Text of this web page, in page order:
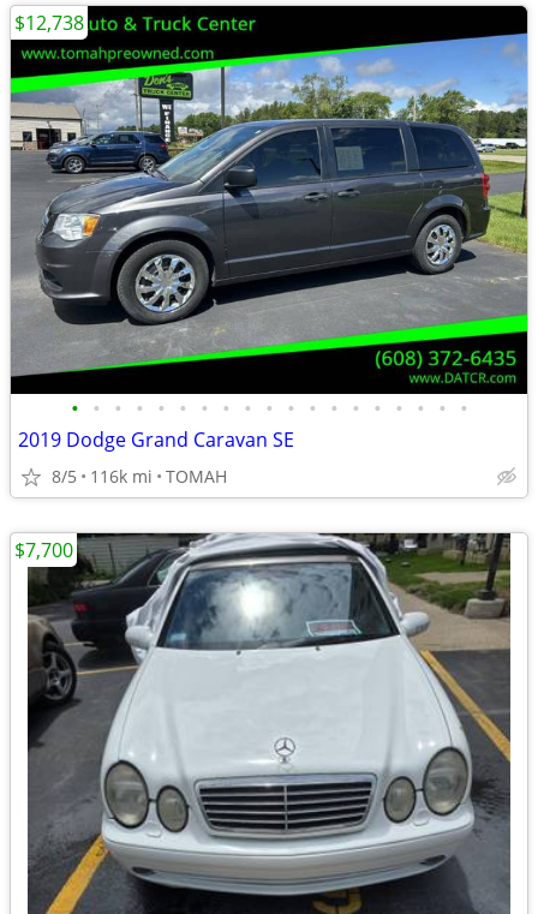
• • • • • • • • • • • • • • • • • • •
2019 Dodge Grand Caravan SE
8/5 116k mi TOMAH
$12,738
$7,700